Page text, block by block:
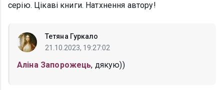
серію. Цікаві книги. Натхнення автору!
Тетяна Гуркало
21.10.2023, 19:27:02
Аліна Запорожець, дякую))